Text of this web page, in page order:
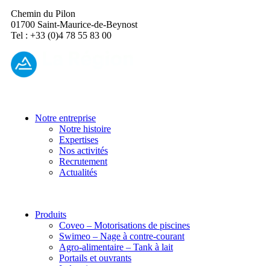
Chemin du Pilon
01700 Saint-Maurice-de-Beynost
Tel : +33 (0)4 78 55 83 00
Notre entreprise
Notre histoire
Expertises
Nos activités
Recrutement
Actualités
Produits
Coveo – Motorisations de piscines
Swimeo – Nage à contre-courant
Agro-alimentaire – Tank à lait
Portails et ouvrants